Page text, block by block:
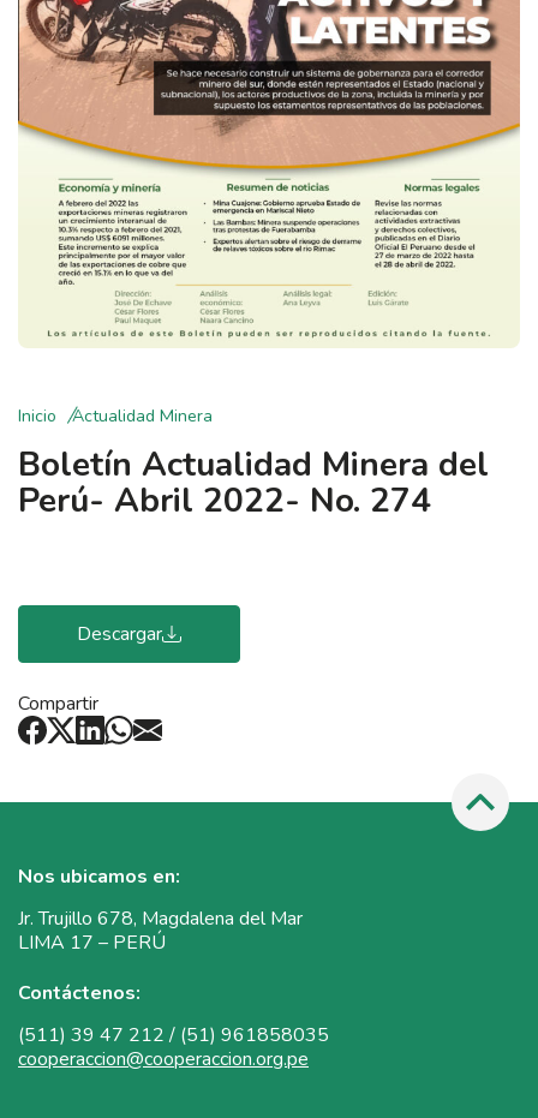
Inicio Actualidad Minera
Boletín Actualidad Minera del
Perú- Abril 2022- No. 274
Descargar
Compartir
Nos ubicamos en:
Jr. Trujillo 678, Magdalena del Mar
LIMA 17 – PERÚ
Contáctenos:
(511) 39 47 212 / (51) 961858035
cooperaccion@cooperaccion.org.pe